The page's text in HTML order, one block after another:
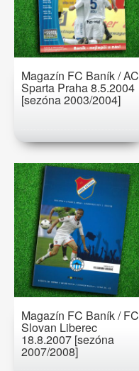
Magazín FC Baník / AC
Sparta Praha 8.5.2004
[sezóna 2003/2004]
Magazín FC Baník / FC
Slovan Liberec
18.8.2007 [sezóna
2007/2008]